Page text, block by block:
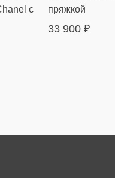
с
пряжкой
33 900 ₽